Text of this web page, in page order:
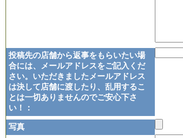
投稿先の店舗から返事をもらいたい場
合には、メールアドレスをご記入くだ
さい。いただきましたメールアドレス
は決して店舗に渡したり、乱用するこ
とは一切ありませんのでご安心下さ
い！：
写真